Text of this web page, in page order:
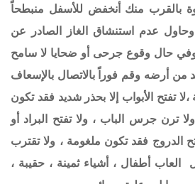
بالقرب منك أنخفض للأسفل منبطحاً
عدم استنشاق الغاز الصادر عن
وفي حال وقوع جرحى أو ضحايا لا سامح
من أرضه وقم فوراً بالاتصال بالإسعاف
،لا تفتح الأبواب إلا بحذر شديد فقد تكون
ترن جرس الباب ، ولا تفتح البراد أو
الدروج فقد تكون ملغومة ، ولا تقترب
أطفال ، أشياء ثمينة ، حقيبة ،